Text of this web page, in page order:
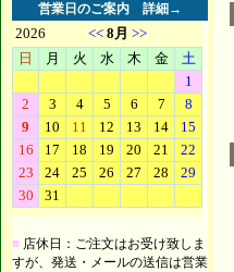
営業日のご案内 詳細→
■ 店休日：ご注文はお受け致しま
すが、発送・メールの送信は営業